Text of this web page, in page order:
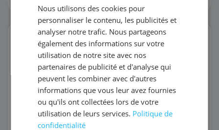
000 pages
ORIGINAL
RÉFÉRENCE DU PRODUIT
FRÉQUENCE
QUANTITÉ PAR LIVRAISON
DATE DE PREMIÈRE LIVRAISON SOUHAITÉE
Nous utilisons des cookies pour
personnaliser le contenu, les publicités et
analyser notre trafic. Nous partageons
également des informations sur votre
utilisation de notre site avec nos
partenaires de publicité et d'analyse qui
peuvent les combiner avec d'autres
informations que vous leur avez fournies
ou qu'ils ont collectées lors de votre
utilisation de leurs services. Politique de
confidentialité